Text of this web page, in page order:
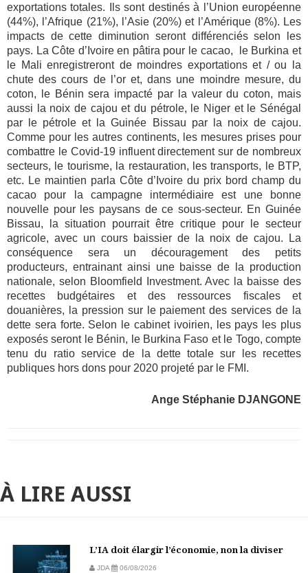
exportations totales. Ils sont destinés à l’Union européenne
(44%), l’Afrique (21%), l’Asie (20%) et l’Amérique (8%). Les
impacts de cette diminution seront différenciés selon les
pays. La Côte d’Ivoire en pâtira pour le cacao, le Burkina et
le Mali enregistreront de moindres exportations et / ou la
chute des cours de l’or et, dans une moindre mesure, du
coton, le Bénin sera impacté par la valeur du coton, mais
aussi la noix de cajou et du pétrole, le Niger et le Sénégal
par le pétrole et la Guinée Bissau par la noix de cajou.
Comme pour les autres continents, les mesures prises pour
combattre le Covid-19 influent directement sur de nombreux
secteurs, le tourisme, la restauration, les transports, le BTP,
etc. Le maintien parla Côte d’Ivoire du prix bord champ du
cacao pour la campagne intermédiaire est une bonne
nouvelle pour les paysans de ce sous-secteur. En Guinée
Bissau, la situation pourrait être critique pour le secteur
agricole, avec un cours baissier de la noix de cajou. La
conséquence sera un découragement des petits
producteurs, entrainant ainsi une baisse de la production
nationale, selon Bloomfield Investment. Avec la baisse des
recettes budgétaires et des ressources fiscales et
douanières, la pression sur le paiement des services de la
dette sera forte. Selon le cabinet ivoirien, les pays les plus
exposés seront le Bénin, le Burkina Faso et le Togo, compte
tenu du ratio service de la dette totale sur les recettes
publiques hors dons pour 2020 projeté par le FMI.
Ange Stéphanie DJANGONE
À LIRE AUSSI
L’IA doit élargir l’économie, non la diviser
JDA 06/08/2026